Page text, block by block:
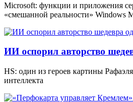
Microsoft: функции и приложения
«смешанной реальности» Windows
ИИ оспорил авторство
HS: один из героев картины
интеллекта